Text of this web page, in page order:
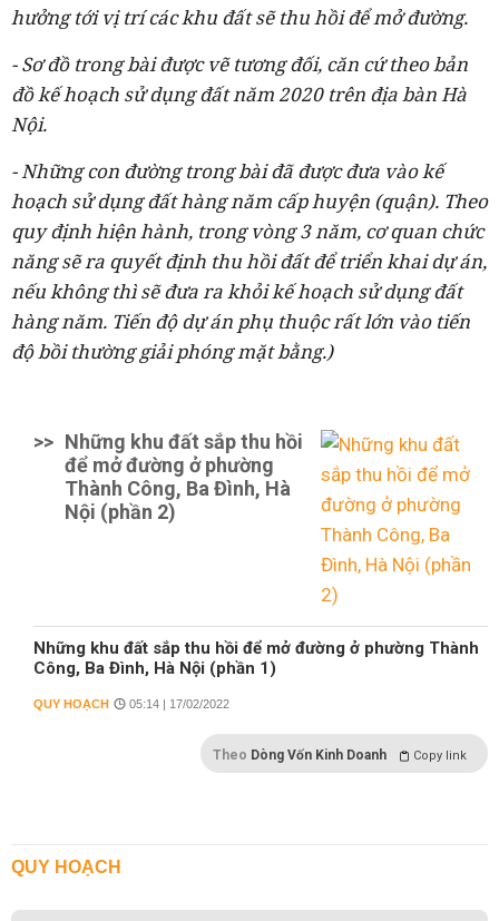
hưởng tới vị trí các khu đất sẽ thu hồi để mở đường.
- Sơ đồ trong bài được vẽ tương đối, căn cứ theo bản
đồ kế hoạch sử dụng đất năm 2020 trên địa bàn Hà
Nội.
- Những con đường trong bài đã được đưa vào kế
hoạch sử dụng đất hàng năm cấp huyện (quận). Theo
quy định hiện hành, trong vòng 3 năm, cơ quan chức
năng sẽ ra quyết định thu hồi đất để triển khai dự án,
nếu không thì sẽ đưa ra khỏi kế hoạch sử dụng đất
hàng năm. Tiến độ dự án phụ thuộc rất lớn vào tiến
độ bồi thường giải phóng mặt bằng.)
>> Những khu đất sắp thu hồi
để mở đường ở phường
Thành Công, Ba Đình, Hà
Nội (phần 2)
Những khu đất sắp thu hồi để mở đường ở phường Thành
Công, Ba Đình, Hà Nội (phần 1)
QUY HOẠCH 05:14 | 17/02/2022
Theo Dòng Vốn Kinh Doanh Copy link
QUY HOẠCH